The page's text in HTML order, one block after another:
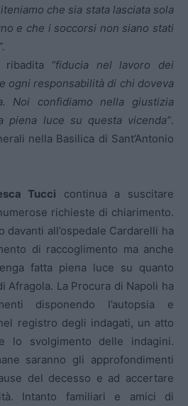
che sia stata lasciata sola
e che i soccorsi non siano stati
ribadita “fiducia nel lavoro dei
ogni responsabilità di chi doveva
Noi confidiamo nella giustizia
piena luce su questa vicenda”.
nella Basilica di Sant’Antonio
Tucci continua a suscitare
richieste di chiarimento.
davanti all’ospedale Cardarelli ha
di raccoglimento ma anche
fatta piena luce su quanto
Afragola. La Procura di Napoli ha
disponendo l’autopsia e
registro degli indagati, un atto
lo svolgimento delle indagini.
saranno gli approfondimenti
del decesso e ad accertare
Intanto familiari e amici di